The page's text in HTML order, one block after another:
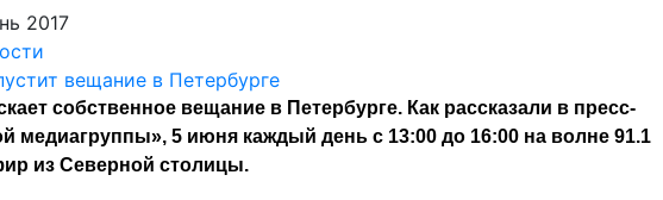
2017
собственное вещание в Петербурге. Как рассказали в пресс-
медиагруппы», 5 июня каждый день с 13:00 до 16:00 на волне 91.1
из Северной столицы.